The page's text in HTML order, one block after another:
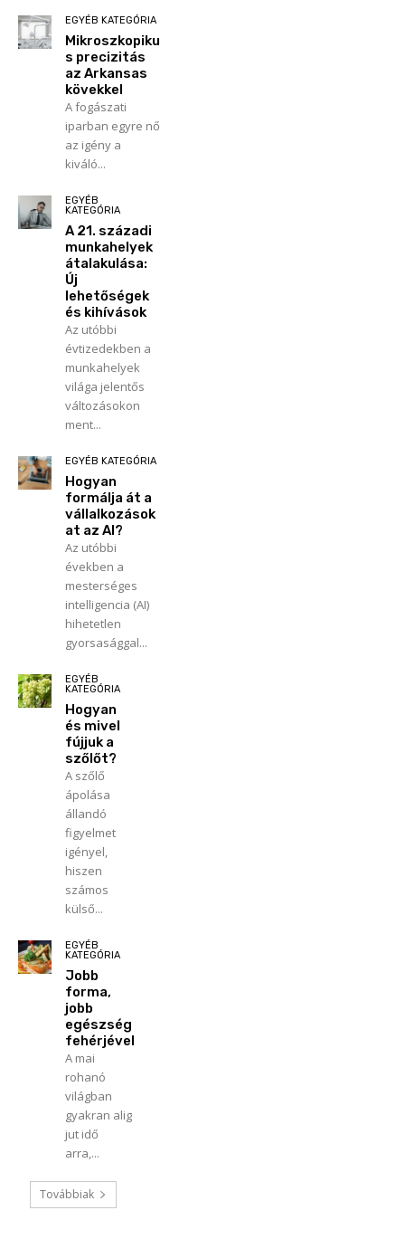
EGYÉB KATEGÓRIA
Mikroszkopiku
s precizitás
az Arkansas
kövekkel
A fogászati
iparban egyre nő
az igény a
kiváló...
EGYÉB
KATEGÓRIA
A 21. századi
munkahelyek
átalakulása:
Új
lehetőségek
és kihívások
Az utóbbi
évtizedekben a
munkahelyek
világa jelentős
változásokon
ment...
EGYÉB KATEGÓRIA
Hogyan
formálja át a
vállalkozások
at az AI?
Az utóbbi
években a
mesterséges
intelligencia (AI)
hihetetlen
gyorsasággal...
EGYÉB
KATEGÓRIA
Hogyan
és mivel
fújjuk a
szőlőt?
A szőlő
ápolása
állandó
figyelmet
igényel,
hiszen
számos
külső...
EGYÉB
KATEGÓRIA
Jobb
forma,
jobb
egészség
fehérjével
A mai
rohanó
világban
gyakran alig
jut idő
arra,...
Továbbiak